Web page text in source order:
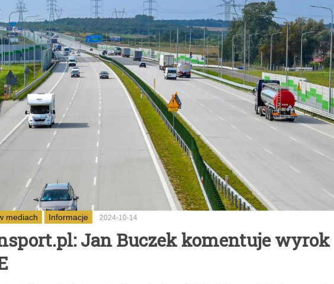
mediach Informacje 2024-10-14
Jan Buczek komentuje wyrok